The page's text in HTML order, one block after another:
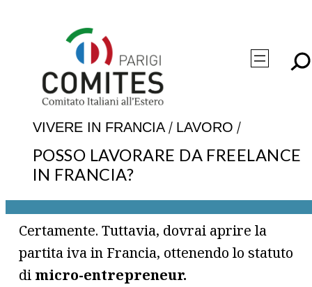
VIVERE IN FRANCIA/ LAVORO /
POSSO LAVORARE DA FREELANCE
IN FRANCIA?
Certamente. Tuttavia, dovrai aprire la
partita iva in Francia, ottenendo lo statuto
di micro-entrepreneur.